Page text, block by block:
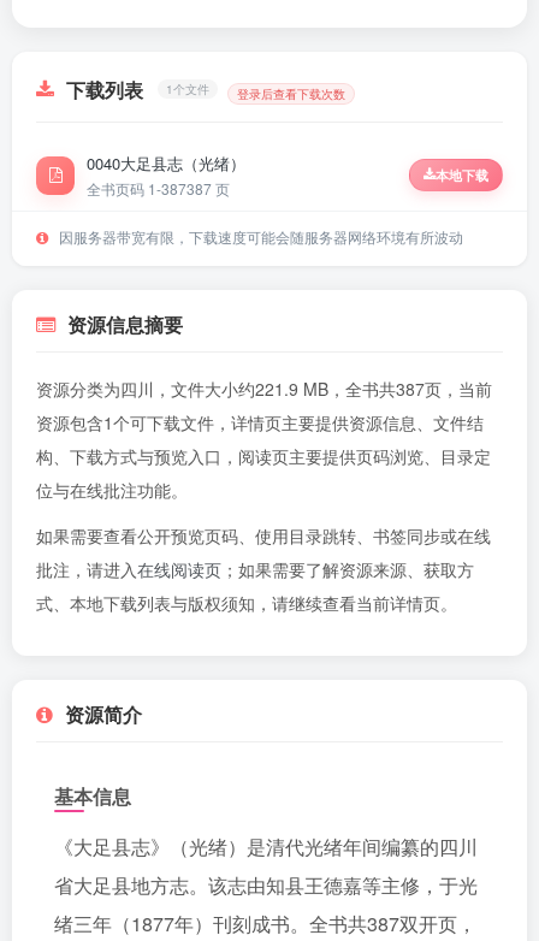
下载列表 1个文件 登录后查看下载次数
0040大足县志（光绪）
全书页码 1-387387 页
本地下载
因服务器带宽有限，下载速度可能会随服务器网络环境有所波动
资源信息摘要
资源分类为四川，文件大小约221.9 MB，全书共387页，当前
资源包含1个可下载文件，详情页主要提供资源信息、文件结
构、下载方式与预览入口，阅读页主要提供页码浏览、目录定
位与在线批注功能。
如果需要查看公开预览页码、使用目录跳转、书签同步或在线
批注，请进入在线阅读页 ；如果需要了解资源来源、获取方
式、本地下载列表与版权须知，请继续查看当前详情页。
资源简介
基本信息
《大足县志》（光绪）是清代光绪年间编纂的四川
省大足县地方志。该志由知县王德嘉等主修，于光
绪三年（1877年）刊刻成书。全书共387双开页，